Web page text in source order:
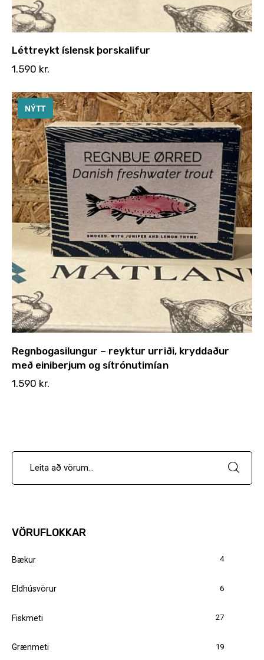
Léttreykt íslensk þorskalifur
1.590 kr.
NÝTT
Regnbogasilungur – reyktur urriði, kryddaður
með einiberjum og sítrónutimían
1.590 kr.
VÖRUFLOKKAR
Bækur 4
Eldhúsvörur 6
Fiskmeti 27
Grænmeti 19